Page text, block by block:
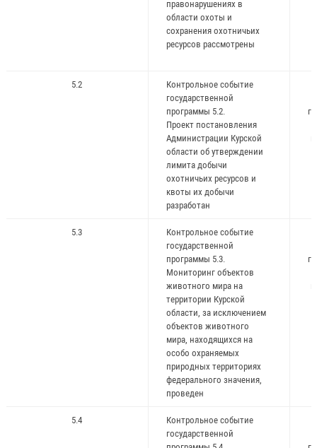
правонарушениях в
области охоты и
сохранения охотничьих
ресурсов рассмотрены
5.2
Контрольное событие
государственной
программы 5.2.
Проект постановления
Администрации Курской
области об утверждении
лимита добычи
охотничьих ресурсов и
квоты их добычи
разработан
5.3
Контрольное событие
государственной
программы 5.3.
Мониторинг объектов
животного мира на
территории Курской
области, за исключением
объектов животного
мира, находящихся на
особо охраняемых
природных территориях
федерального значения,
проведен
5.4
Контрольное событие
государственной